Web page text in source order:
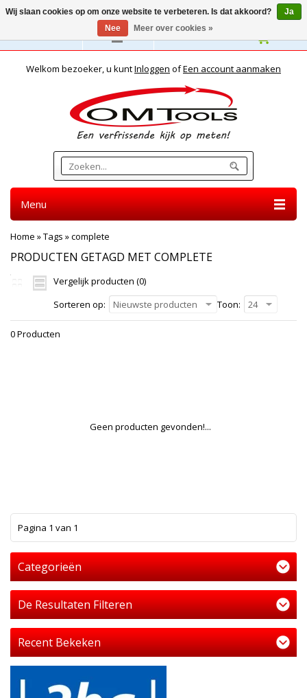
Nederlands
Welkom bezoeker, u kuntInloggen ofEen account aanmaken
Menu
Home »Tags »complete
PRODUCTEN GETAGD MET COMPLETE
Vergelijk producten (0)
Sorteren op:
Nieuwste producten Toon: 24
0 Producten
Geen producten gevonden!...
Pagina 1 van 1
Categorieën
De Resultaten Filteren
Recent Bekeken
Wij slaan cookies op om onze website te verbeteren. Is dat akkoord?
Ja
Nee
Meer over cookies »